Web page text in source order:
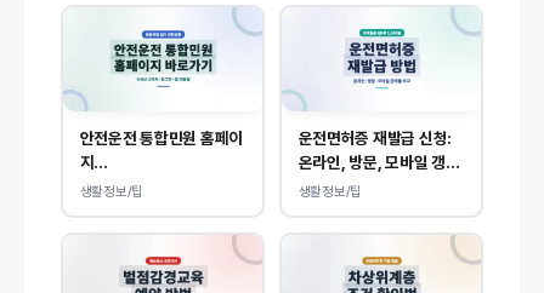
안전운전 통합민원 홈페이
지
(www.safedriving.or
민원 사이트 접속
생활정보/팁
운전면허증 재발급 신청:
온라인, 방문, 모바일 갱신
및 분실 대응
생활정보/팁